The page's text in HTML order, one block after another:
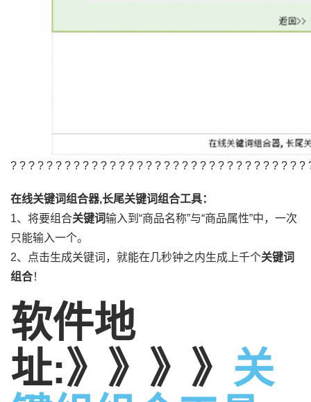
? ? ? ? ? ? ? ? ? ? ? ? ? ? ? ? ? ? ? ? ? ? ? ? ? ? ? ? ? ? ? ?
在线关键词组合器,长尾关键词组合工具：
1、将要组合关键词输入到“商品名称”与“商品属性”中，一次
只能输入一个。
2、点击生成关键词，就能在几秒钟之内生成上千个关键词
组合！
软件地
址:》》》》 关